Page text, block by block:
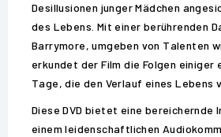
Desillusionen junger Mädchen
des Lebens. Mit einer berührenden
Barrymore, umgeben von Talenten
erkundet der Film die Folgen einiger
Tage, die den Verlauf eines Lebens
Diese DVD bietet eine
einem leidenschaftlichen